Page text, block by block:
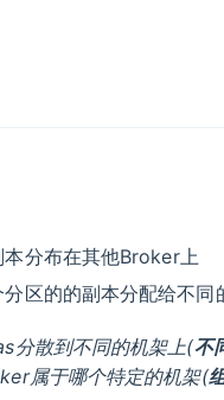
分布在其他Broker上
区的的副本分配给不同
分散到不同的机架上(不
属于哪个特定的机架(